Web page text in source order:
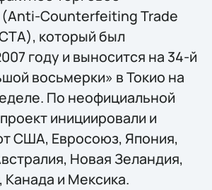
Counterfeiting Trade
который был
году и выносится на 34-й
восьмерки» в Токио на
По неофициальной
инициировали и
США, Евросоюз, Япония,
Новая Зеландия,
и Мексика.